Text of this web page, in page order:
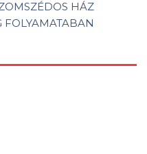
HÁZ
FOLYAMATABAN